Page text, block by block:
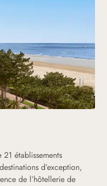
établissements
d’exception,
de l’hôtellerie de